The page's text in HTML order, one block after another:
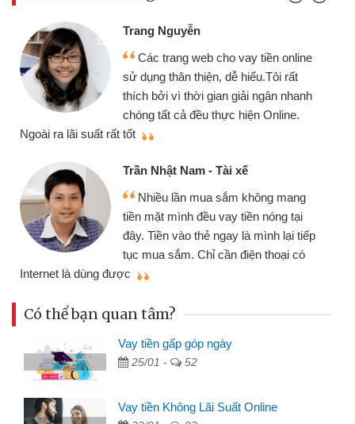
web cho vay tiền online
thiện, dễ hiểu.Tôi rất
gian giải ngân nhanh
thực hiện Online.
- Tài xế
mua sắm không mang
đều vay tiền nóng tại
thẻ ngay là mình lại tiếp
Chỉ cần điện thoại có
chiếc xe wave
cần gặp mặt nên
nhiều lúc cần
đến website qua
đã giải quyết
Có thể bạn quan tâm?
Vay tiền gấp góp ngày
25/01 - 52
Vay tiền Không Lãi Suất Online